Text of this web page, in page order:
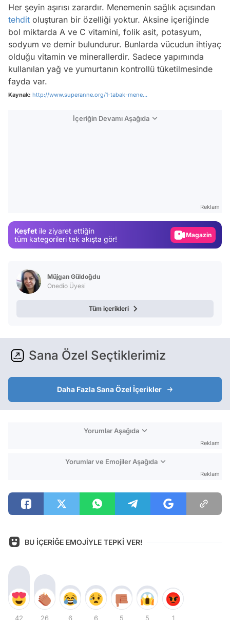
Her şeyin aşırısı zarardır. Menemenin sağlık açısından
tehdit oluşturan bir özelliği yoktur. Aksine içeriğinde
bol miktarda A ve C vitamini, folik asit, potasyum,
sodyum ve demir bulundurur. Bunlarda vücudun ihtiyaç
olduğu vitamin ve minerallerdir. Sadece yapımında
kullanılan yağ ve yumurtanın kontrollü tüketilmesinde
fayda var.
Kaynak: http://www.superanne.org/1-tabak-mene...
İçeriğin Devamı Aşağıda
Reklam
Keşfet ile ziyaret ettiğin
tüm kategorileri tek akışta gör!
Magazin
Müjgan Güldoğdu
Onedio Üyesi
Tüm içerikleri
Sana Özel Seçtiklerimiz
Daha Fazla Sana Özel İçerikler
Yorumlar Aşağıda
Reklam
Yorumlar ve Emojiler Aşağıda
Reklam
BU İÇERİĞE EMOJİYLE TEPKİ VER!
42 26 6 6 5 5 1